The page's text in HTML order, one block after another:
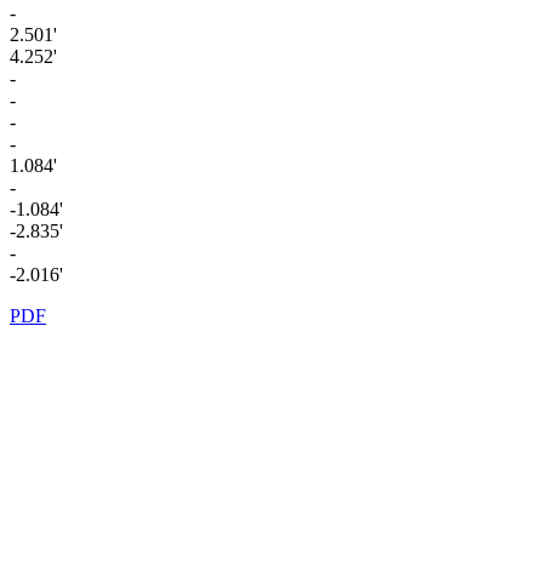
-
2.501'
4.252'
-
-
-
-
1.084'
-
-1.084'
-2.835'
-
-2.016'
PDF